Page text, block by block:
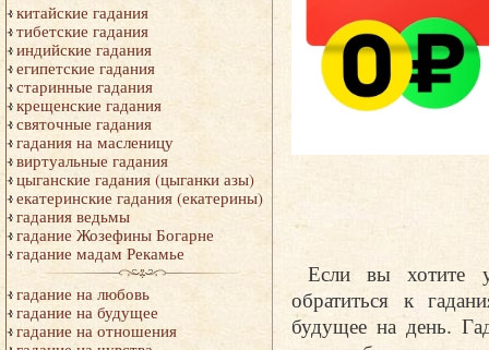
китайские гадания
тибетские гадания
индийские гадания
египетские гадания
старинные гадания
крещенские гадания
святочные гадания
гадания на масленицу
виртуальные гадания
цыганские гадания (цыганки азы)
екатеринские гадания (екатерины)
гадания ведьмы
гадание Жозефины Богарне
гадание мадам Рекамье
гадание на любовь
гадание на будущее
гадание на отношения
Если вы хотите
обратиться к
будущее на день.